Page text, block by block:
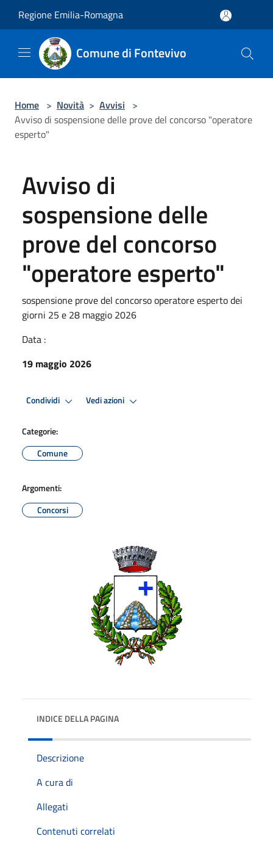
Regione Emilia-Romagna
Comune di Fontevivo
Home > Novità > Avvisi >
Avviso di sospensione delle prove del concorso "operatore
esperto"
Avviso di
sospensione delle
prove del concorso
"operatore esperto"
sospensione prove del concorso operatore esperto dei
giorni 25 e 28 maggio 2026
Data :
19 maggio 2026
Condividi Vedi azioni
Categorie:
Comune
Argomenti:
Concorsi
INDICE DELLA PAGINA
Descrizione
A cura di
Allegati
Contenuti correlati